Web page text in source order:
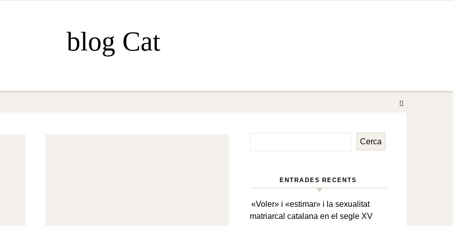
blog Cat
Cerca
ENTRADES RECENTS
«Voler» i «estimar» i la sexualitat
matriarcal catalana en el segle XV